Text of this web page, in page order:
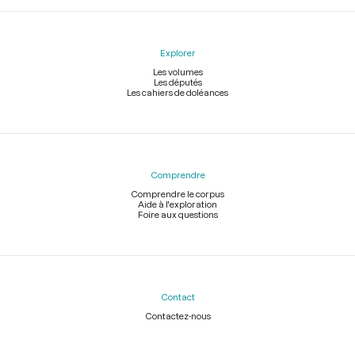
Explorer
Les volumes
Les députés
Les cahiers de doléances
Comprendre
Comprendre le corpus
Aide à l'exploration
Foire aux questions
Contact
Contactez-nous